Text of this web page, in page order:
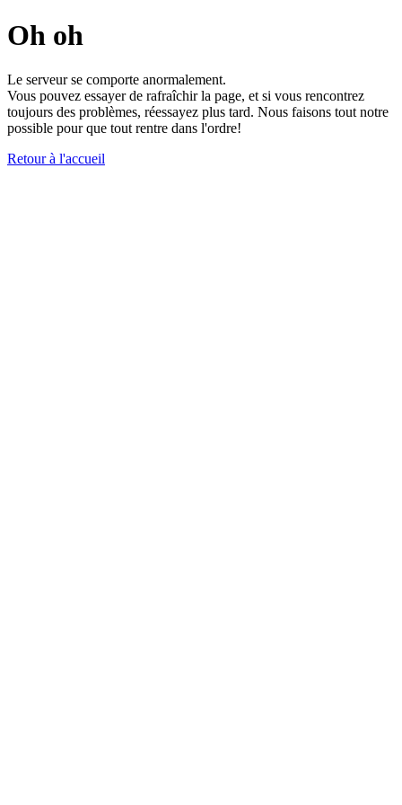
Oh oh
Le serveur se comporte anormalement.
Vous pouvez essayer de rafraîchir la page, et si vous rencontrez
toujours des problèmes, réessayez plus tard. Nous faisons tout notre
possible pour que tout rentre dans l'ordre!
Retour à l'accueil